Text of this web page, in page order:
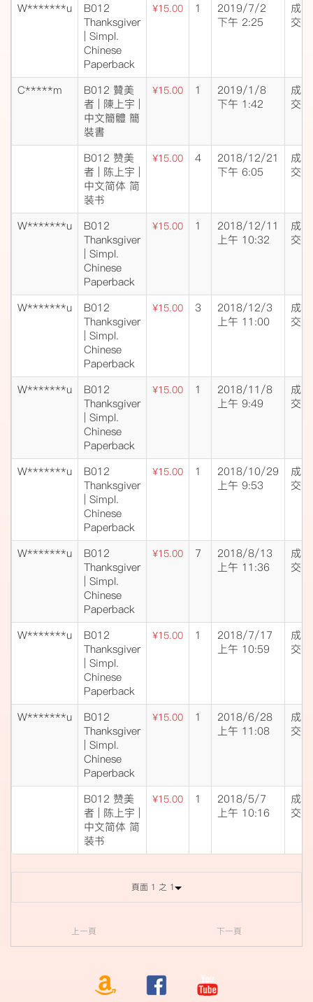
W*******u
B012
Thanksgiver
| Simpl.
Chinese
Paperback
¥15.00 1
2019/7/2
下午 2:25
成
交
C*****m
B012 贊美
者 | 陳上宇 |
中文簡體 簡
裝書
¥15.00 1
2019/1/8
下午 1:42
成
交
B012 赞美
者 | 陈上宇 |
中文简体 简
装书
¥15.00 4
2018/12/21
下午 6:05
成
交
W*******u
B012
Thanksgiver
| Simpl.
Chinese
Paperback
¥15.00 1
2018/12/11
上午 10:32
成
交
W*******u
B012
Thanksgiver
| Simpl.
Chinese
Paperback
¥15.00 3
2018/12/3
上午 11:00
成
交
W*******u
B012
Thanksgiver
| Simpl.
Chinese
Paperback
¥15.00 1
2018/11/8
上午 9:49
成
交
W*******u
B012
Thanksgiver
| Simpl.
Chinese
Paperback
¥15.00 1
2018/10/29
上午 9:53
成
交
W*******u
B012
Thanksgiver
| Simpl.
Chinese
Paperback
¥15.00 7
2018/8/13
上午 11:36
成
交
W*******u
B012
Thanksgiver
| Simpl.
Chinese
Paperback
¥15.00 1
2018/7/17
上午 10:59
成
交
W*******u
B012
Thanksgiver
| Simpl.
Chinese
Paperback
¥15.00 1
2018/6/28
上午 11:08
成
交
B012 赞美
者 | 陈上宇 |
中文简体 简
装书
¥15.00 1
2018/5/7
上午 10:16
成
交
頁面 1 之 1
上一頁 下一頁